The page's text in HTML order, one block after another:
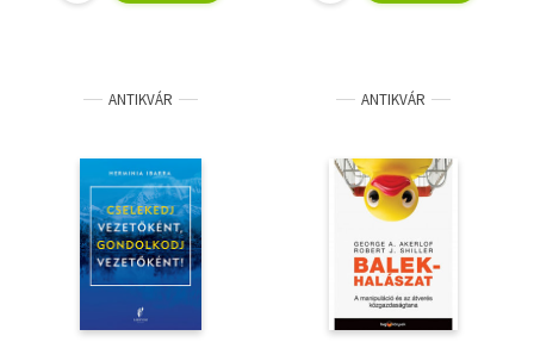
ANTIKVÁR ANTIKVÁR